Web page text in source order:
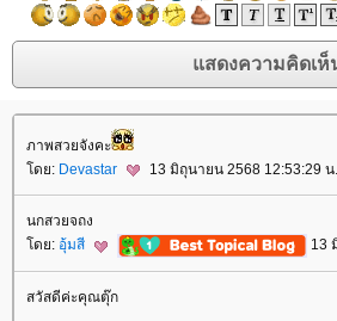
ภาพสวยจังคะ
ดย: Devastar 13 มิถุนายน 2568 12:53:29 น.
นกสวยจถง
ดย: อุ้มสี 13
สวัสดีค่ะคุณตุ๊ก